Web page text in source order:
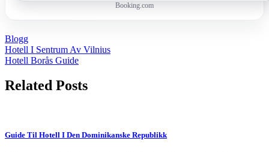
Booking.com
Blogg
Post
navigation
Hotell I Sentrum Av Vilnius
Hotell Borås Guide
Related Posts
Guide Til Hotell I Den Dominikanske Republikk